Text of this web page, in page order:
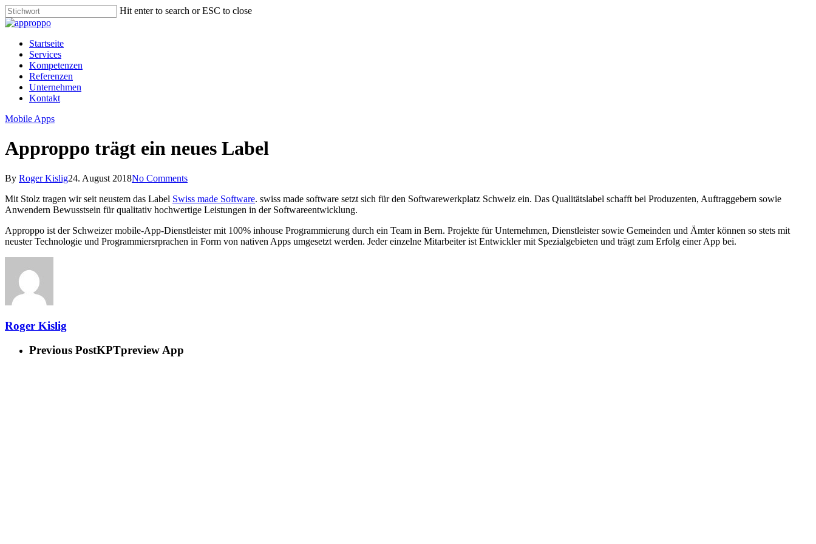
Skip
to
main
content
Hit enter to search or ESC to close
Close
Menu
Startseite
Services
Kompetenzen
Referenzen
Unternehmen
Kontakt
Mobile Apps
Approppo trägt ein neues Label
By Roger Kislig24. August 2018No Comments
Mit Stolz tragen wir seit neustem das Label Swiss made Software. swiss made software setzt sich für den Softwarewerkplatz Schweiz ein. Das Qualitätslabel schafft bei Produzenten, Auftraggebern sowie
Anwendern Bewusstsein für qualitativ hochwertige Leistungen in der Softwareentwicklung.
Approppo ist der Schweizer mobile-App-Dienstleister mit 100% inhouse Programmierung durch ein Team in Bern. Projekte für Unternehmen, Dienstleister sowie Gemeinden und Ämter können so stets mit
neuster Technologie und Programmiersrprachen in Form von nativen Apps umgesetzt werden. Jeder einzelne Mitarbeiter ist Entwickler mit Spezialgebieten und trägt zum Erfolg einer App bei.
Roger Kislig
Previous PostKPTpreview App